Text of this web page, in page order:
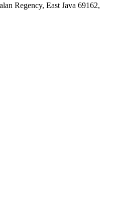
Regency, East Java 69162,